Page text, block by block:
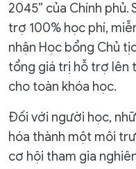
2045” của Chính
trợ 100% học phí,
nhận Học bổng Chủ
tổng giá trị hỗ trợ lên
cho toàn khóa học.
Đối với người học,
hóa thành một môi
cơ hội tham gia